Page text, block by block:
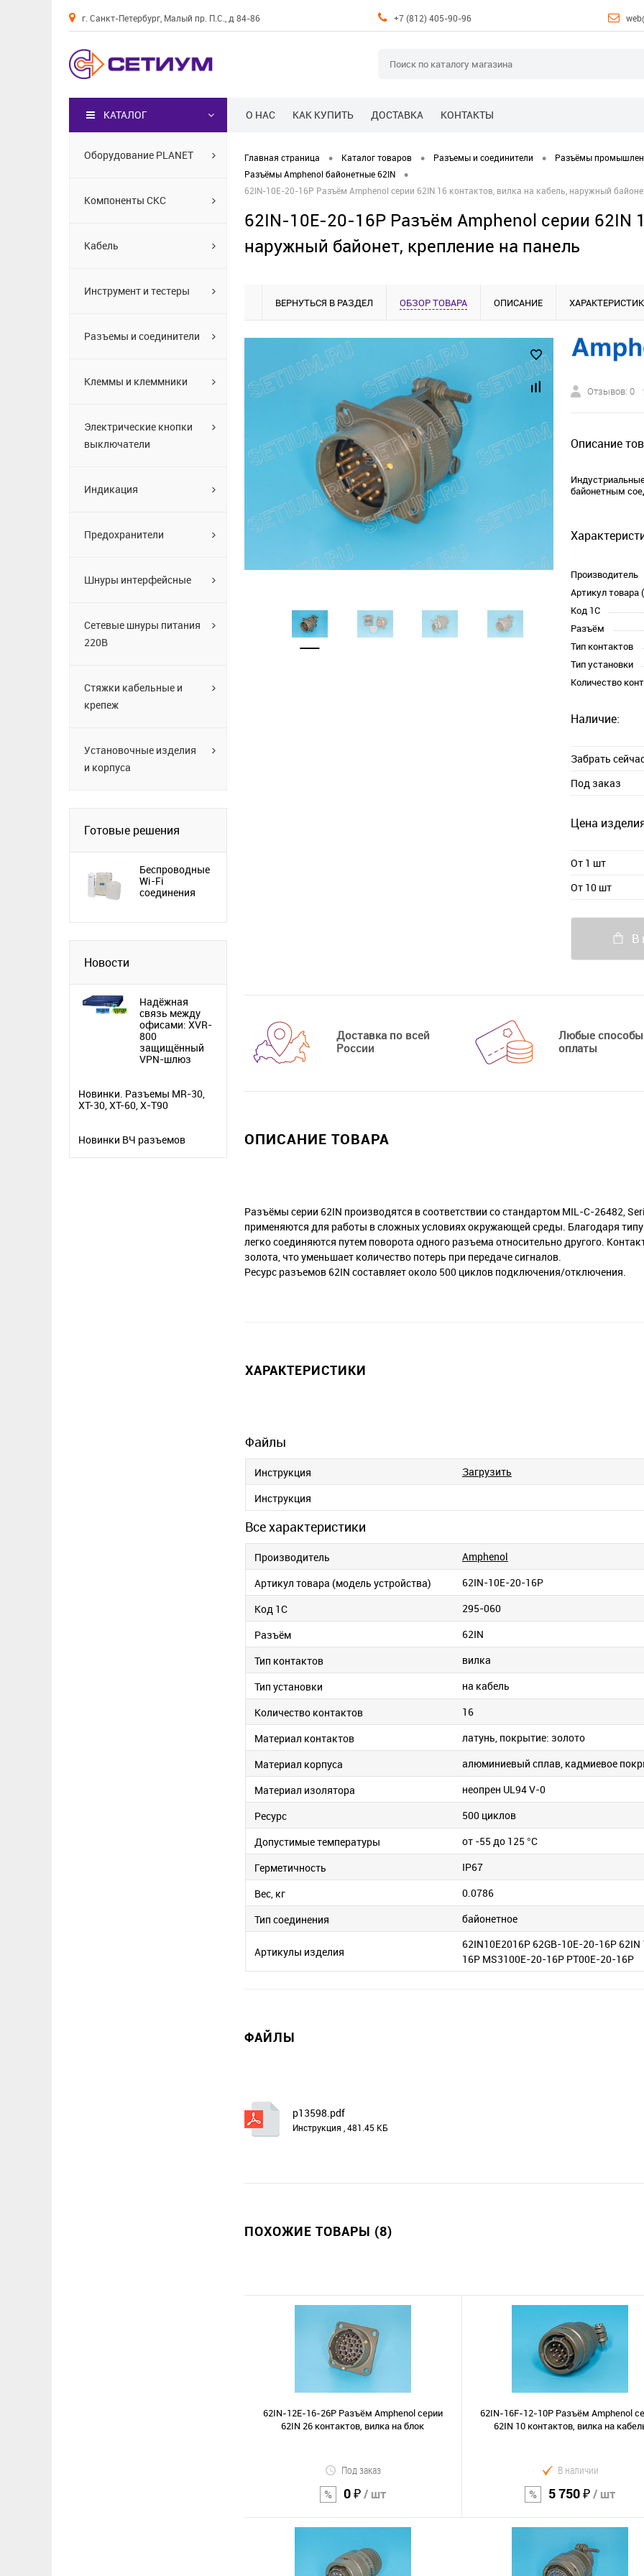
г. Санкт-Петербург, Малый пр. П.С., д 84-86 +7 (812) 405-90-96
О НАС КАК КУПИТЬ ДОСТАВКА КОНТАКТЫ
КАТАЛОГ
Оборудование PLANET
Компоненты СКС
Кабель
Инструмент и тестеры
Разъемы и соединители
Клеммы и клеммники
Электрические кнопки
выключатели
Индикация
Предохранители
Шнуры интерфейсные
Сетевые шнуры питания
220В
Стяжки кабельные и
крепеж
Установочные изделия
и корпуса
Готовые решения
Беспроводные
Wi-Fi
соединения
Новости
Надёжная
связь между
офисами: XVR-
800
защищённый
VPN-шлюз
Новинки. Разъемы MR-30,
XT-30, XT-60, X-T90
Новинки ВЧ разъемов
Главная страница • Каталог товаров • Разъемы и соединители • Разъёмы
Разъёмы Amphenol байонетные 62IN •
62IN-10E-20-16P Разъём Amphenol серии 62IN 16 контактов, вилка на кабель, наружный
62IN-10E-20-16P Разъём Amphenol серии 62IN
наружный байонет, крепление на панель
ВЕРНУТЬСЯ В РАЗДЕЛ ОБЗОР ТОВАРА ОПИСАНИЕ
Отзывов: 0
Описание
байонетным
Производитель
Артикул товара
Код 1С
Разъём
Тип контактов
Тип установки
Количество
Наличие:
Забрать
Под заказ
Цена
От 1 шт
От 10 шт
В
Доставка по всей
России
Любые способы
оплаты
ОПИСАНИЕ ТОВАРА
Разъёмы серии 62IN производятся в соответствии со стандартом MIL-C-26482,
применяются для работы в сложных условиях окружающей среды. Благодаря
легко соединяются путем поворота одного разъема относительно другого.
золота, что уменьшает количество потерь при передаче сигналов.
Ресурс разъемов 62IN составляет около 500 циклов подключения/отключения.
ХАРАКТЕРИСТИКИ
Файлы
Инструкция
Загрузить
Инструкция
Все характеристики
Производитель
Amphenol
Артикул товара (модель устройства)
62IN-10E-20-16P
Код 1С
295-060
Разъём
62IN
Тип контактов
вилка
Тип установки
на кабель
Количество контактов
16
Материал контактов
латунь, покрытие: золото
Материал корпуса
алюминиевый сплав, кадмиевое
Материал изолятора
неопрен UL94 V-0
Ресурс
500 циклов
Допустимые температуры
от -55 до 125 °C
Герметичность
IP67
Вес, кг
0.0786
Тип соединения
байонетное
Артикулы изделия
62IN10E2016P 62GB-10E-20-16P 62IN
16P MS3100E-20-16P PT00E-20-16P
ФАЙЛЫ
p13598.pdf
Инструкция , 481.45 КБ
ПОХОЖИЕ ТОВАРЫ (8)
62IN-12E-16-26P Разъём Amphenol серии
62IN 26 контактов, вилка на блок
Под заказ
0 ₽/ шт
В корзину
62IN-16F-12-10P Разъём Amphenol
62IN 10 контактов, вилка на
В наличии
5 750 ₽/ шт
В корзину